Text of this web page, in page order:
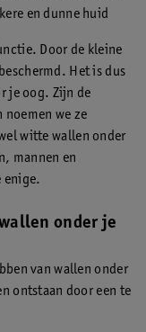
en dunne huid
Door de kleine
Het is dus
je oog. Zijn de
noemen we ze
witte wallen onder
mannen en
enige.
onder je
van wallen onder
ontstaan door een te